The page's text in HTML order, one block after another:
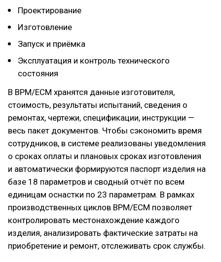
Проектирование
Изготовление
Запуск и приёмка
Эксплуатация и контроль технического
состояния
В BPM/ECM хранятся данные изготовителя,
стоимость, результаты испытаний, сведения о
ремонтах, чертежи, спецификации, инструкции —
весь пакет документов. Чтобы сэкономить время
сотрудников, в системе реализованы уведомления
о сроках оплаты и плановых сроках изготовления
и автоматически формируются паспорт изделия на
базе 18 параметров и сводный отчёт по всем
единицам оснастки по 23 параметрам. В рамках
производственных циклов BPM/ECM позволяет
контролировать местонахождение каждого
изделия, анализировать фактические затраты на
приобретение и ремонт, отслеживать срок службы.